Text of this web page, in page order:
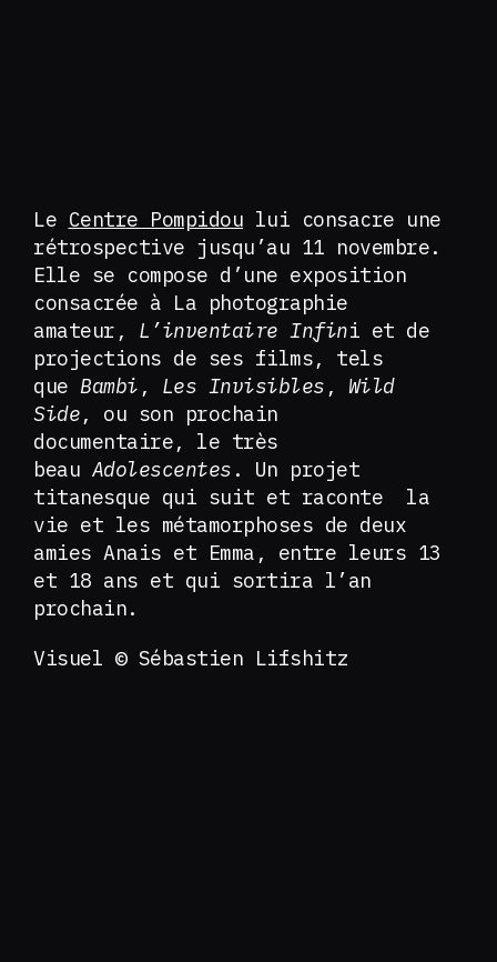
Le Centre Pompidou lui consacre une
rétrospective jusqu’au 11 novembre.
Elle se compose d’une exposition
consacrée à La photographie
amateur, L’inventaire Infini et de
projections de ses films, tels
que Bambi , Les Invisibles , Wild
Side, ou son prochain
documentaire, le très
beau Adolescentes . Un projet
titanesque qui suit et raconte la
vie et les métamorphoses de deux
amies Anais et Emma, entre leurs 13
et 18 ans et qui sortira l’an
prochain.
Visuel © Sébastien Lifshitz